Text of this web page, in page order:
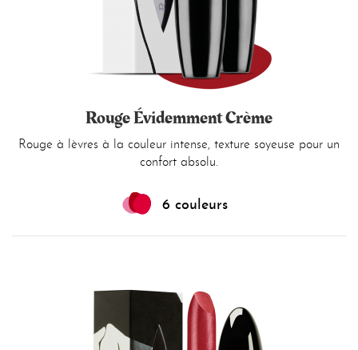
Rouge Évidemment Crème
Rouge à lèvres à la couleur intense, texture soyeuse pour un
confort absolu.
6 couleurs